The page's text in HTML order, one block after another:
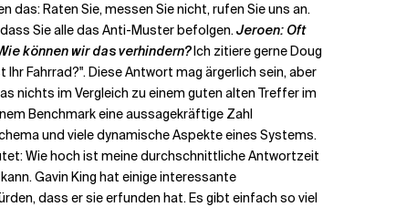
das: Raten Sie, messen Sie nicht, rufen Sie uns an.
Sie alle das Anti-Muster befolgen.Jeroen: Oft
können wir das verhindern?Ich zitiere gerne Doug
Fahrrad?". Diese Antwort mag ärgerlich sein, aber
nichts im Vergleich zu einem guten alten Treffer im
Benchmark eine aussagekräftige Zahl
und viele dynamische Aspekte eines Systems.
Wie hoch ist meine durchschnittliche Antwortzeit
Gavin King hat einige interessante
dass er sie erfunden hat. Es gibt einfach so viel